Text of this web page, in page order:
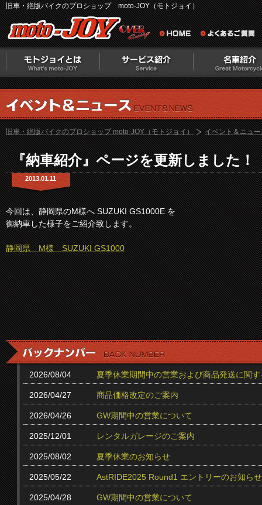
旧車・絶版バイクのプロショップ moto-JOY（モトジョイ）
旧車・絶版バイクのプロショップ moto-JOY（モトジョイ） イベント＆ニュ
『納車紹介』ページを更新しました！
2013.01.11
今回は、静岡県のM様へ SUZUKI GS1000E を
御納車した様子をご紹介致します。
静岡県 M様 SUZUKI GS1000
2026/08/04 夏季休業期間中の営業および商品発送に関
2026/04/27 商品価格改定のご案内
2026/04/26 GW期間中の営業について
2025/12/01 レンタルガレージのご案内
2025/08/02 夏季休業のお知らせ
2025/05/22 AstRIDE2025 Round1 エントリーのお知らせ
2025/04/28 GW期間中の営業について